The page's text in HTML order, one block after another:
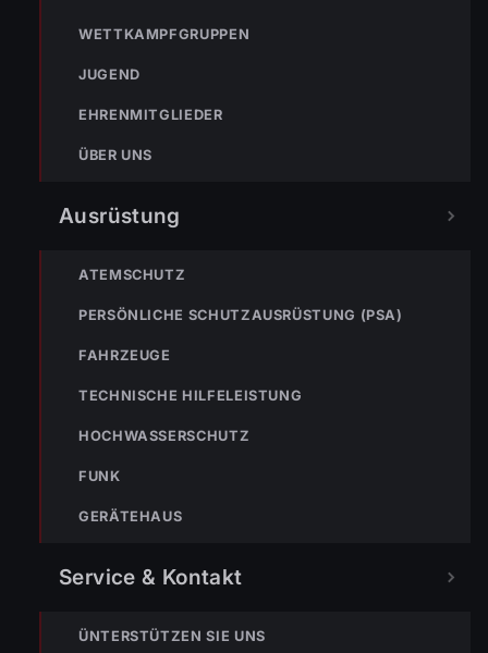
WETTKAMPFGRUPPEN
JUGEND
EHRENMITGLIEDER
ÜBER UNS
Ausrüstung
ATEMSCHUTZ
PERSÖNLICHE SCHUTZAUSRÜSTUNG (PSA)
FAHRZEUGE
TECHNISCHE HILFELEISTUNG
HOCHWASSERSCHUTZ
FUNK
GERÄTEHAUS
Service & Kontakt
ÜNTERSTÜTZEN SIE UNS
Markus Bereiter